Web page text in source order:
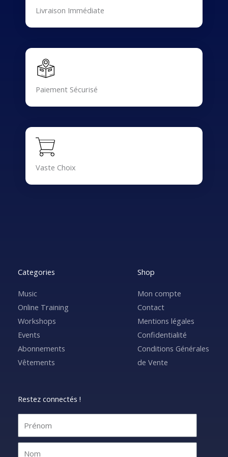
Livraison Immédiate
Paiement Sécurisé
Vaste Choix
Categories
Music
Online Training
Workshops
Events
Abonnements
Vêtements
Shop
Mon compte
Contact
Mentions légales
Confidentialité
Conditions Générales
de Vente
Restez connectés !